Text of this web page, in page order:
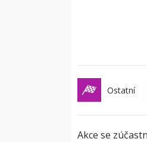
Ostatní
Akce se